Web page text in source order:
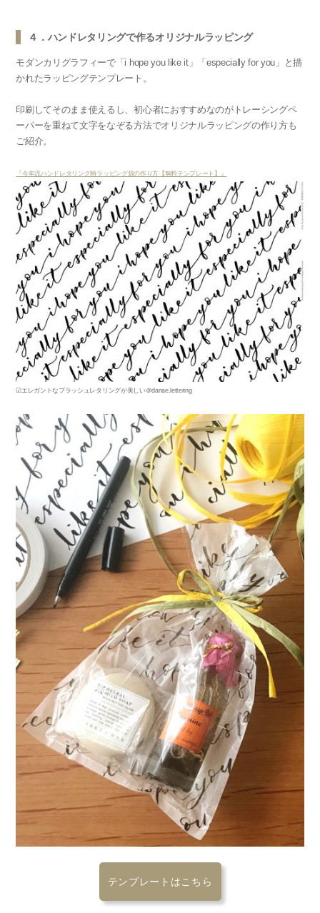
４．ハンドレタリングで作るオリジナルラッピング
モダンカリグラフィーで「i hope you like it」「especially for you」と描
かれたラッピングテンプレート。
印刷してそのまま使えるし、初心者におすすめなのがトレーシングペ
ーパーを重ねて文字をなぞる方法でオリジナルラッピングの作り方も
ご紹介。
『今年流ハンドレタリング柄ラッピング袋の作り方【無料テンプレート】』
☑エレガントなブラッシュレタリングが美しい＠danae.lettering
テンプレートはこちら